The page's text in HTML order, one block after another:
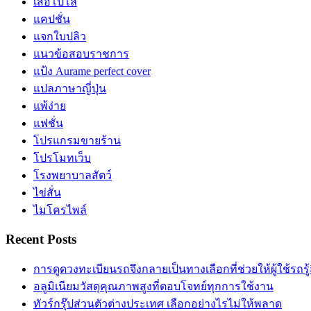
แคปชั่น
แจกใบปลิว
แนวข้อสอบราชการ
แป้ง Aurame perfect cover
แปลภาษาญี่ปุ่น
แพ้ง่าย
แฟชั่น
โปรแกรมขายร้าน
โปรโมทเว็บ
โรงพยาบาลสัตว์
ไข่สั่น
ไมโครไพล์
Recent Posts
การดูดวงทะเบียนรถจึงกลายเป็นทางเลือกที่ช่วยให้ผู้ใช้รถ
อลูมิเนียมวัสดุคุณภาพสูงที่ตอบโจทย์ทุกการใช้งาน
ทัวร์กรุ๊ปส่วนตัวต่างประเทศ เลือกอย่างไรไม่ให้พลาด